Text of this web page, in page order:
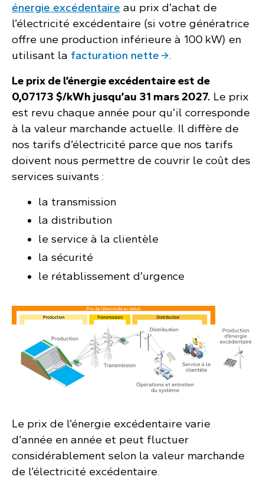
énergie excédentaire au prix d’achat de
l’électricité excédentaire (si votre génératrice
offre une production inférieure à 100 kW) en
utilisant la facturation nette .
Le prix de l’énergie excédentaire est de
0,07173 $/kWh jusqu’au 31 mars 2027. Le prix
est revu chaque année pour qu’il corresponde
à la valeur marchande actuelle. Il diffère de
nos tarifs d’électricité parce que nos tarifs
doivent nous permettre de couvrir le coût des
services suivants :
la transmission
la distribution
le service à la clientèle
la sécurité
le rétablissement d’urgence
Le prix de l’énergie excédentaire varie
d’année en année et peut fluctuer
considérablement selon la valeur marchande
de l’électricité excédentaire.